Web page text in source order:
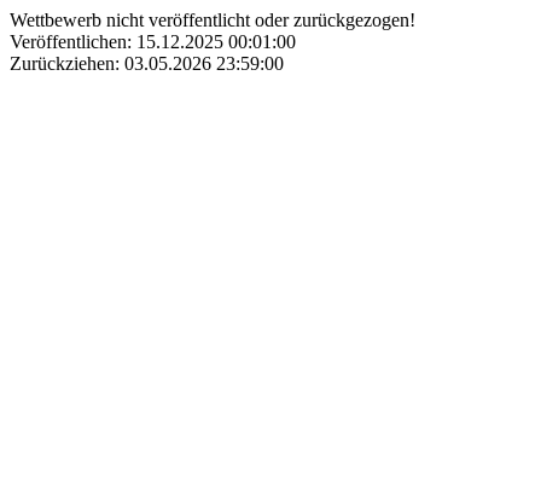
Wettbewerb nicht veröffentlicht oder zurückgezogen!
Veröffentlichen: 15.12.2025 00:01:00
Zurückziehen: 03.05.2026 23:59:00